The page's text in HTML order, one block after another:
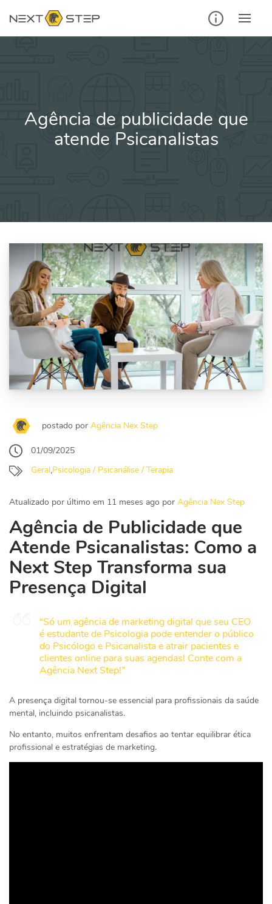
para
Agência de publicidade que
atende Psicanalistas
postado por Agência Nex Step
01/09/2025
Geral,Psicologia / Psicanálise / Terapia
Atualizado por último em 11 meses ago por Agência Nex Step
Agência de Publicidade que
Atende Psicanalistas: Como a
Next Step Transforma sua
Presença Digital
“Só um agência de marketing digital que seu CEO
é estudante de Psicologia pode entender o público
do Psicólogo e Psicanalista e atrair pacientes e
clientes online para suas agendas! Conte com a
Agência Next Step!”
A presença digital tornou-se essencial para profissionais da saúde
mental, incluindo psicanalistas.
No entanto, muitos enfrentam desafios ao tentar equilibrar ética
profissional e estratégias de marketing.